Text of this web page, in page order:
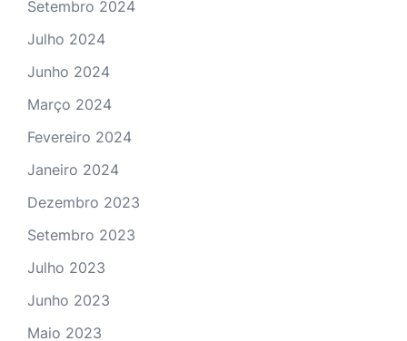
Setembro 2024
Julho 2024
Junho 2024
Março 2024
Fevereiro 2024
Janeiro 2024
Dezembro 2023
Setembro 2023
Julho 2023
Junho 2023
Maio 2023